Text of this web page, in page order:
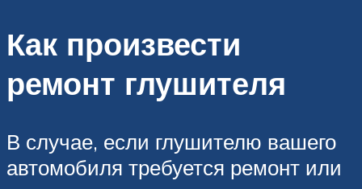
Как произвести
ремонт глушителя
В случае, если глушителю вашего
автомобиля требуется ремонт или